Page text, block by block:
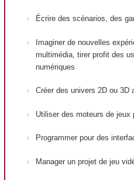
Écrire des scénarios, des
Imaginer de nouvelles
multimédia, tirer profit des
numériques
Créer des univers 2D ou 3D
Utiliser des moteurs de jeux
Programmer pour des
Manager un projet de jeu